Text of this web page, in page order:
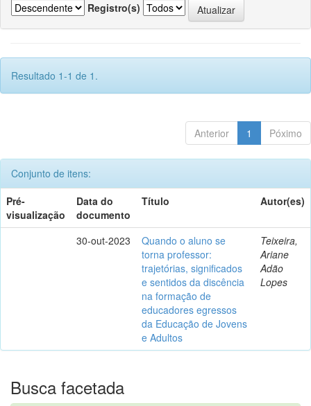
Registro(s)
Resultado 1-1 de 1.
Anterior 1 Póximo
Conjunto de itens:
Pré-
visualização
Data do
documento
Título Autor(es)
30-out-2023
Quando o aluno se
torna professor:
trajetórias, significados
e sentidos da discência
na formação de
educadores egressos
da Educação de Jovens
e Adultos
Teixeira,
Ariane
Adão
Lopes
Busca facetada